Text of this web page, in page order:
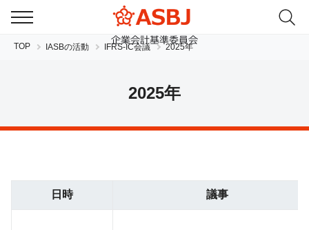
TOP IASBの活動 IFRS-IC会議 2025年
2025年
日時 議事